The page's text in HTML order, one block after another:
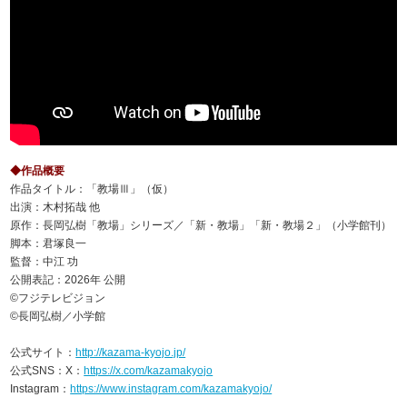
◆作品概要
作品タイトル：「教場Ⅲ」（仮）
出演：木村拓哉 他
原作：長岡弘樹「教場」シリーズ／「新・教場」「新・教場２」（小学館刊）
脚本：君塚良一
監督：中江 功
公開表記：2026年 公開
©フジテレビジョン
©長岡弘樹／小学館
公式サイト： http://kazama-kyojo.jp/
公式SNS：X： https://x.com/kazamakyojo
Instagram： https://www.instagram.com/kazamakyojo/